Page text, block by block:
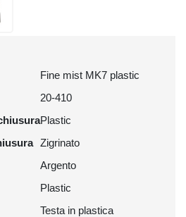
Fine mist MK7 plastic
20-410
Plastic
Zigrinato
Argento
Plastic
Testa in plastica